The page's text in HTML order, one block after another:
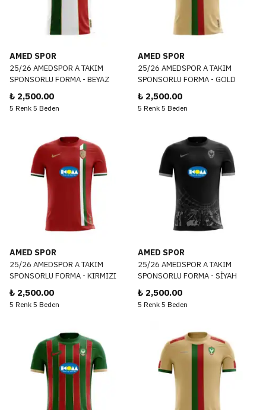
AMED SPOR
25/26 AMEDSPOR A TAKIM
SPONSORLU FORMA - BEYAZ
₺ 2,500.00
5 Renk 5 Beden
AMED SPOR
25/26 AMEDSPOR A TAKIM
SPONSORLU FORMA - GOLD
₺ 2,500.00
5 Renk 5 Beden
AMED SPOR
25/26 AMEDSPOR A TAKIM
SPONSORLU FORMA - KIRMIZI
₺ 2,500.00
5 Renk 5 Beden
AMED SPOR
25/26 AMEDSPOR A TAKIM
SPONSORLU FORMA - SİYAH
₺ 2,500.00
5 Renk 5 Beden